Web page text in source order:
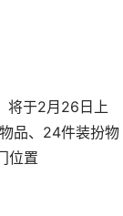
将于2月26日上
品、24件装扮物
位置